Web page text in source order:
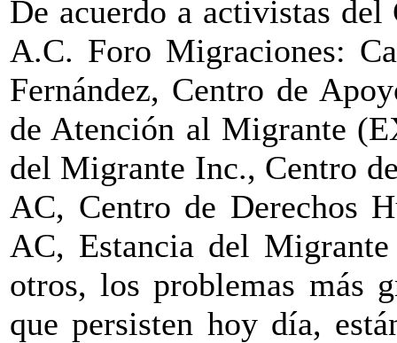
De acuerdo a activistas
A.C. Foro Migraciones:
Fernández, Centro de
de Atención al Migrante
del Migrante Inc., Centro
AC, Centro de Derechos
AC, Estancia del
otros, los problemas más
que persisten hoy día,